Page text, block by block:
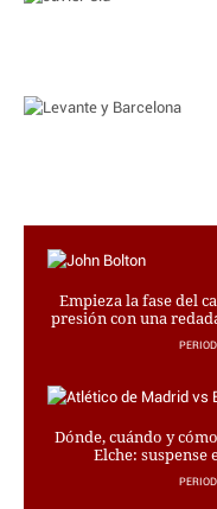
LO ÚLTIMO
SERVICIOS
ENLACES
MÁS SERVICIOS
Empieza la fase del
presión con una
Dónde, cuándo y
Elche: